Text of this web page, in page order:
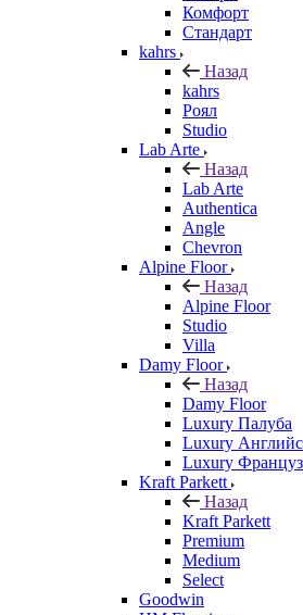
Комфорт
Стандарт
kahrs
Назад
kahrs
Роял
Studio
Lab Arte
Назад
Lab Arte
Authentica
Angle
Chevron
Alpine Floor
Назад
Alpine Floor
Studio
Villa
Damy Floor
Назад
Damy Floor
Luxury Палуба
Luxury
Luxury
Kraft Parkett
Назад
Kraft Parkett
Premium
Medium
Select
Goodwin